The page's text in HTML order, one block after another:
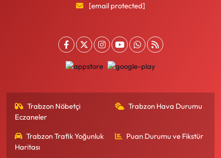
[email protected]
Trabzon Nöbetçi
Eczaneler
Trabzon Hava Durumu
Trabzon Trafik Yoğunluk
Haritası
Puan Durumu ve Fikstür